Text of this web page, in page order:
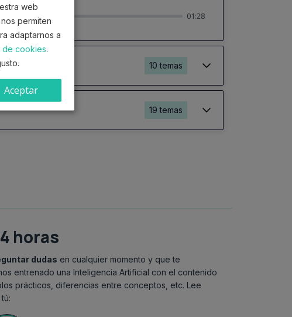
01:28
10 temas
19 temas
horas
dudas en cualquier momento y que te
entrenado una Inteligencia Artificial con el contenido
prácticos, diferencias entre conceptos, etc. Lee
web
permiten
adaptarnos a
de cookies.
Aceptar